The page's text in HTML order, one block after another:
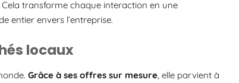
transforme chaque interaction en une
entier envers l’entreprise.
locaux
Grâce à ses offres sur mesure , elle parvient à